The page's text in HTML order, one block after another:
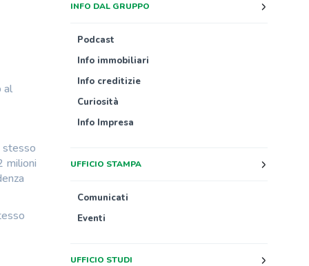
al
stesso
milioni
INFO DAL GRUPPO
Podcast
Info immobiliari
Info creditizie
Curiosità
Info Impresa
UFFICIO STAMPA
Comunicati
Eventi
UFFICIO STUDI